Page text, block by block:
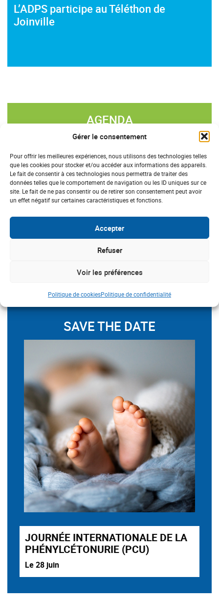
Gérer le consentement
Pour offrir les meilleures expériences, nous utilisons des technologies telles
que les cookies pour stocker et/ou accéder aux informations des appareils.
Le fait de consentir à ces technologies nous permettra de traiter des
données telles que le comportement de navigation ou les ID uniques sur ce
site. Le fait de ne pas consentir ou de retirer son consentement peut avoir
un effet négatif sur certaines caractéristiques et fonctions.
Accepter
Refuser
Voir les préférences
Politique de cookiesPolitique de confidentialité
L’ADPS participe au Téléthon de
Joinville
AGENDA
« AOÛT 2026 »
L M M J V S
D
27
28 29 30 31 1
2
3
4 5 6 7 8
17
18 19 20 21 22
23
27
2 3 4
SAVE THE DATE
JOURNÉE INTERNATIONALE DE LA
PHÉNYLCÉTONURIE (PCU)
Le 28 juin